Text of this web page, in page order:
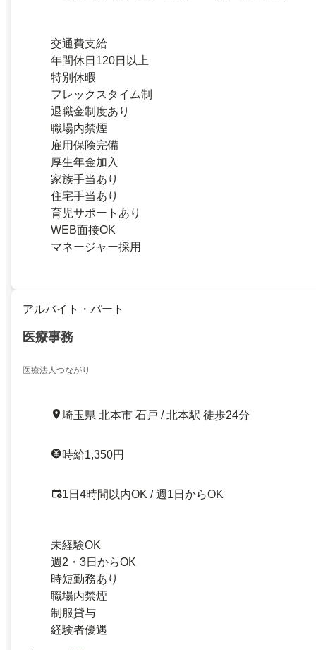
交通費支給
年間休日120日以上
特別休暇
フレックスタイム制
退職金制度あり
職場内禁煙
雇用保険完備
厚生年金加入
家族手当あり
住宅手当あり
育児サポートあり
WEB面接OK
マネージャー採用
アルバイト・パート
医療事務
医療法人つながり
埼玉県 北本市 石戸 / 北本駅 徒歩24分
時給1,350円
1日4時間以内OK / 週1日からOK
未経験OK
週2・3日からOK
時短勤務あり
職場内禁煙
制服貸与
経験者優遇